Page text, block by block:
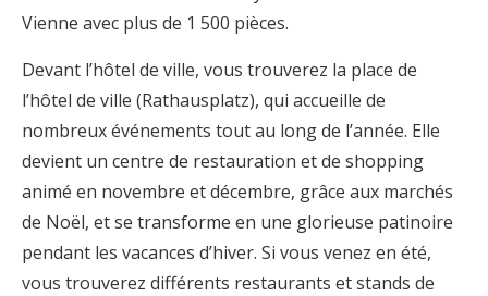
Vienne avec plus de 1 500 pièces.
Devant l’hôtel de ville, vous trouverez la place de
l’hôtel de ville (Rathausplatz), qui accueille de
nombreux événements tout au long de l’année. Elle
devient un centre de restauration et de shopping
animé en novembre et décembre, grâce aux marchés
de Noël, et se transforme en une glorieuse patinoire
pendant les vacances d’hiver. Si vous venez en été,
vous trouverez différents restaurants et stands de